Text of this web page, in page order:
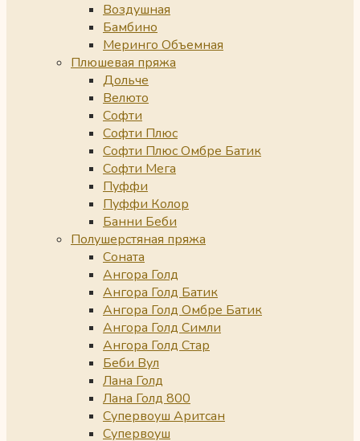
Воздушная
Бамбино
Меринго Объемная
Плюшевая пряжа
Дольче
Велюто
Софти
Софти Плюс
Софти Плюс Омбре Батик
Софти Мега
Пуффи
Пуффи Колор
Банни Беби
Полушерстяная пряжа
Соната
Ангора Голд
Ангора Голд Батик
Ангора Голд Омбре Батик
Ангора Голд Симли
Ангора Голд Стар
Беби Вул
Лана Голд
Лана Голд 800
Супервоуш Аритсан
Супервоуш